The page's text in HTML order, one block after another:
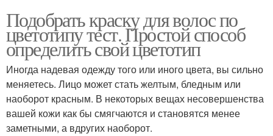
Подобрать краску для волос по
цветотипу тест. Простой способ
определить свой цветотип
Иногда надевая одежду того или иного цвета, вы сильно
меняетесь. Лицо может стать желтым, бледным или
наоборот красным. В некоторых вещах несовершенства
вашей кожи как бы смягчаются и становятся менее
заметными, а вдругих наоборот.